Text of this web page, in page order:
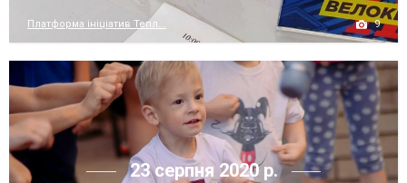
Платформа ініціатив Тепл... 9
23 серпня 2020 р.